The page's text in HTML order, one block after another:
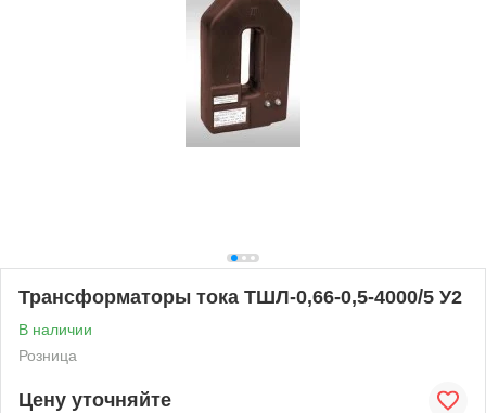
Трансформаторы тока ТШЛ-0,66-0,5-4000/5 У2
В наличии
Розница
Цену уточняйте